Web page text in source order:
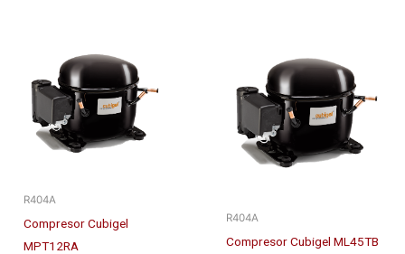
R404A
Compresor Cubigel
MPT12RA
R404A
Compresor Cubigel ML45TB